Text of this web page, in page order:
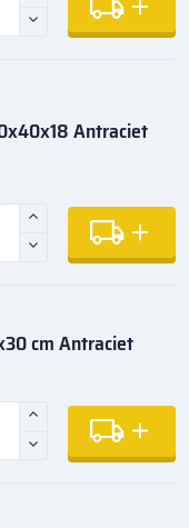
Antraciet
cm Antraciet